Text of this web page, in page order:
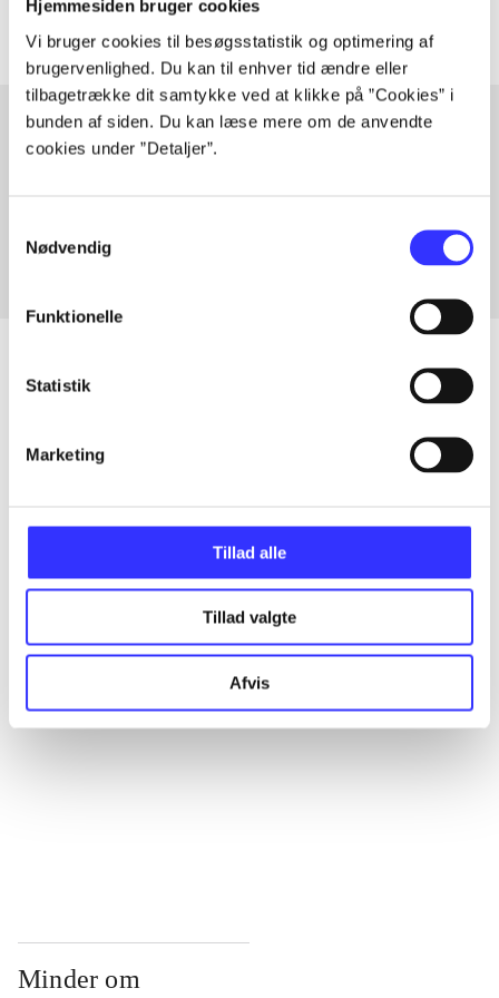
Hjemmesiden bruger cookies
Vi bruger cookies til besøgsstatistik og optimering af
brugervenlighed. Du kan til enhver tid ændre eller
tilbagetrække dit samtykke ved at klikke på ”Cookies” i
bunden af siden. Du kan læse mere om de anvendte
cookies under ”Detaljer”.
Nødvendig
Funktionelle
Statistik
Marketing
Tillad alle
Tillad valgte
Afvis
Alle registrerede artikler fordelt på udgivelser
...
Minder om